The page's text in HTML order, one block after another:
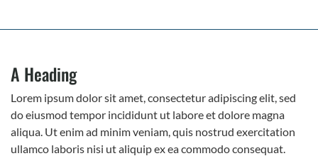
A Heading
Lorem ipsum dolor sit amet, consectetur adipiscing elit, sed
do eiusmod tempor incididunt ut labore et dolore magna
aliqua. Ut enim ad minim veniam, quis nostrud exercitation
ullamco laboris nisi ut aliquip ex ea commodo consequat.